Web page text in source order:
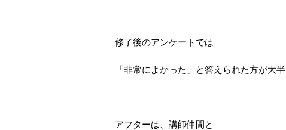
修了後のアンケートでは
「非常によかった」と答えられた方が大
アフターは、講師仲間と